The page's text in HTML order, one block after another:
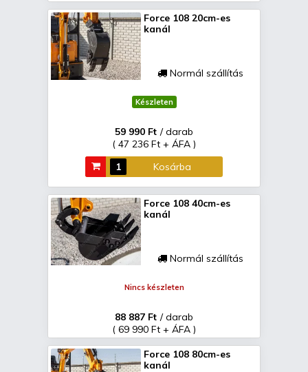
Force 108 20cm-es
kanál
Normál szállítás
Készleten
59 990 Ft / darab
( 47 236 Ft + ÁFA )
Kosárba
Force 108 40cm-es
kanál
Normál szállítás
Nincs készleten
88 887 Ft / darab
( 69 990 Ft + ÁFA )
Force 108 80cm-es
kanál